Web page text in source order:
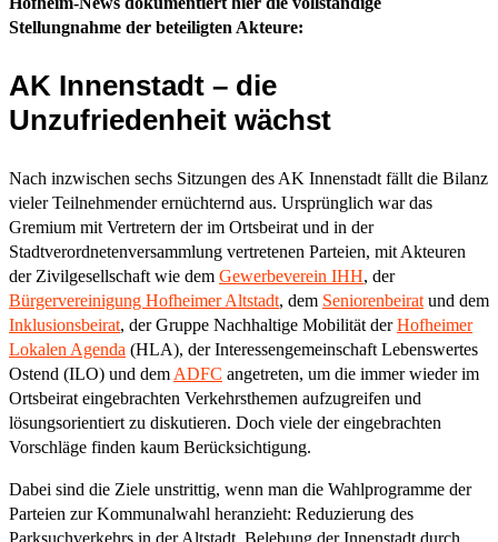
Stellungnahme der beteiligten Akteure:
AK Innenstadt – die
Unzufriedenheit wächst
Nach inzwischen sechs Sitzungen des AK Innenstadt fällt die Bilanz
vieler Teilnehmender ernüchternd aus. Ursprünglich war das
Gremium mit Vertretern der im Ortsbeirat und in der
Stadtverordnetenversammlung vertretenen Parteien, mit Akteuren
der Zivilgesellschaft wie dem Gewerbeverein IHH, der
Bürgervereinigung Hofheimer Altstadt, dem Seniorenbeirat und dem
Inklusionsbeirat, der Gruppe Nachhaltige Mobilität derHofheimer
Lokalen Agenda (HLA), der Interessengemeinschaft Lebenswertes
Ostend (ILO) und dem ADFC angetreten, um die immer wieder im
Ortsbeirat eingebrachten Verkehrsthemen aufzugreifen und
lösungsorientiert zu diskutieren. Doch viele der eingebrachten
Vorschläge finden kaum Berücksichtigung.
Dabei sind die Ziele unstrittig, wenn man die Wahlprogramme der
Parteien zur Kommunalwahl heranzieht: Reduzierung des
Parksuchverkehrs in der Altstadt, Belebung der Innenstadt durch